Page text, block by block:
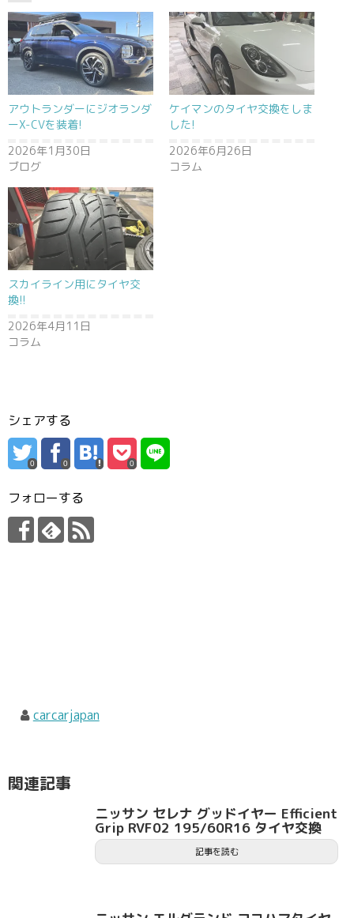
アウトランダーにジオランダ
ーX-CVを装着!
2026年1月30日
ブログ
ケイマンのタイヤ交換をしま
した!
2026年6月26日
コラム
スカイライン用にタイヤ交
換!!
2026年4月11日
コラム
シェアする
0 0 0
フォローする
carcarjapan
関連記事
ニッサン セレナ グッドイヤー Efficient
Grip RVF02 195/60R16 タイヤ交換
記事を読む